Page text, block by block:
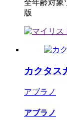
全年齢対
版
カクタス
アブラノ
アブラノ